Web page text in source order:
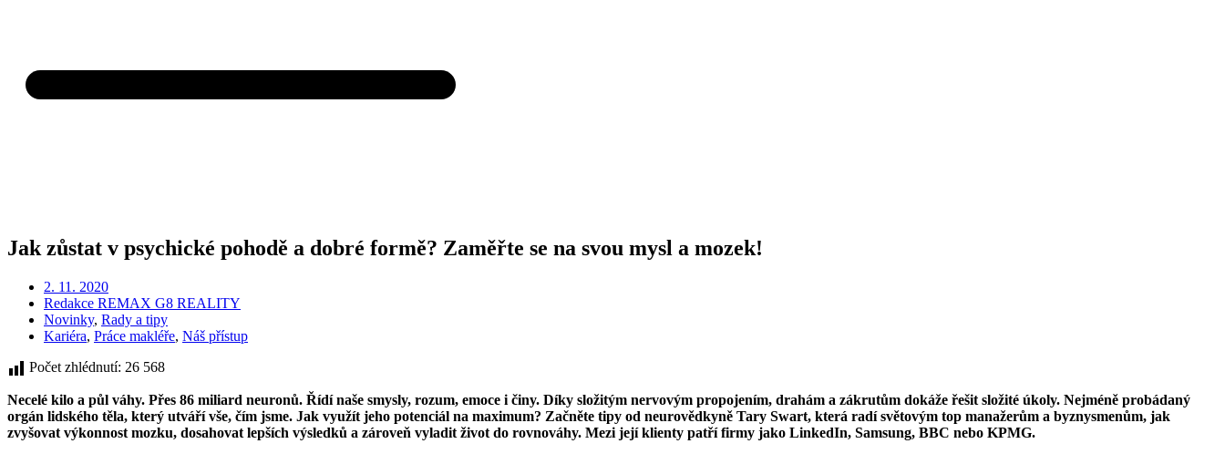
Jak zůstat v psychické pohodě a dobré formě? Zaměřte se na svou mysl a mozek!
2. 11. 2020
Redakce REMAX G8 REALITY
Novinky, Rady a tipy
Kariéra, Práce makléře, Náš přístup
Počet zhlédnutí: 26 568
Necelé kilo a půl váhy. Přes 86 miliard neuronů. Řídí naše smysly, rozum, emoce i činy. Díky složitým nervovým propojením, drahám a zákrutům dokáže řešit složité úkoly. Nejméně probádaný
orgán lidského těla, který utváří vše, čím jsme. Jak využít jeho potenciál na maximum? Začněte tipy od neurovědkyně Tary Swart, která radí světovým top manažerům a byznysmenům, jak
zvyšovat výkonnost mozku, dosahovat lepších výsledků a zároveň vyladit život do rovnováhy. Mezi její klienty patří firmy jako LinkedIn, Samsung, BBC nebo KPMG.